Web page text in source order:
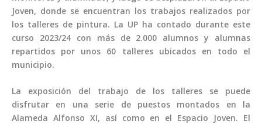
Joven, donde se encuentran los trabajos realizados por
los talleres de pintura. La UP ha contado durante este
curso 2023/24 con más de 2.000 alumnos y alumnas
repartidos por unos 60 talleres ubicados en todo el
municipio.
La exposición del trabajo de los talleres se puede
disfrutar en una serie de puestos montados en la
Alameda Alfonso XI, así como en el Espacio Joven. El